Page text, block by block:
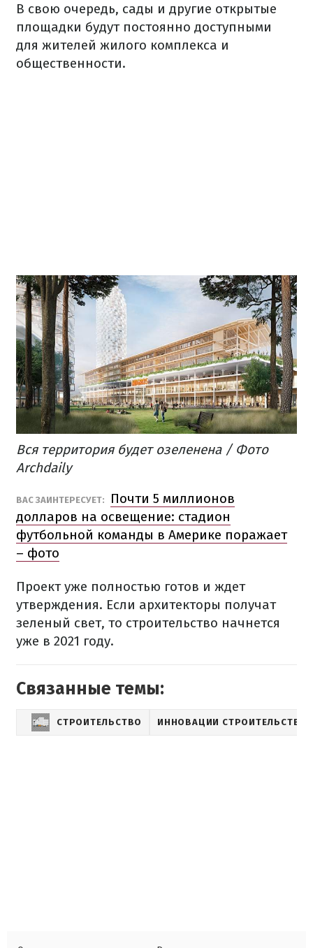
В свою очередь, сады и другие открытые
площадки будут постоянно доступными
для жителей жилого комплекса и
общественности.
Вся территория будет озеленена / Фото
Archdaily
ВАС ЗАИНТЕРЕСУЕТ:
Почти 5 миллионов
долларов на освещение: стадион
футбольной команды в Америке поражает
– фото
Проект уже полностью готов и ждет
утверждения. Если архитекторы получат
зеленый свет, то строительство начнется
уже в 2021 году.
Связанные темы:
СТРОИТЕЛЬСТВО ИННОВАЦИИ СТРОИТЕЛЬСТВА